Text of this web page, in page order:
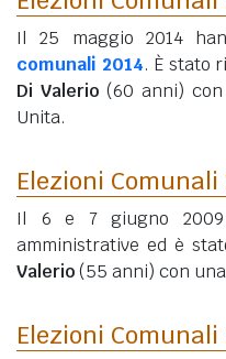
Il 25 maggio 2014
comunali 2014. È stato
Di Valerio (60 anni)
Unita.
Elezioni Comunali
Il 6 e 7 giugno
amministrative ed è
Valerio(55 anni) con
Elezioni Comunali